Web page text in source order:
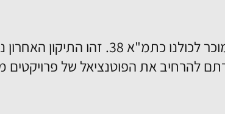
בשנת 2015 נולד תיקון נוסף לחוק המקרקעין המוכר לכולנו כתמ"א
להרחיב את הפוטנציאל של